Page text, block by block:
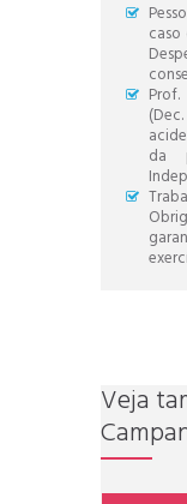
caso
da
Veja